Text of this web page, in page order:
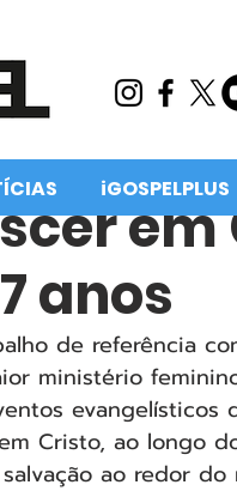
iGOSPELPLUS
anos
de referência
ministério
evangelísticos
Cristo, ao longo
ao redor do